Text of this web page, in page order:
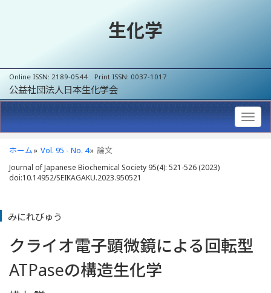
生化学
Online ISSN: 2189-0544 Print ISSN: 0037-1017
公益社団法人日本生化学会
ホーム Vol. 95 - No. 4 論文
Journal of Japanese Biochemical Society 95(4): 521-526 (2023)
doi:10.14952/SEIKAGAKU.2023.950521
みにれびゅう
クライオ電子顕微鏡による回転型
ATPaseの構造生化学